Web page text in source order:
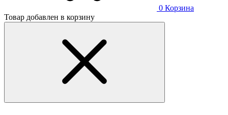
0 Корзина
Товар добавлен в корзину